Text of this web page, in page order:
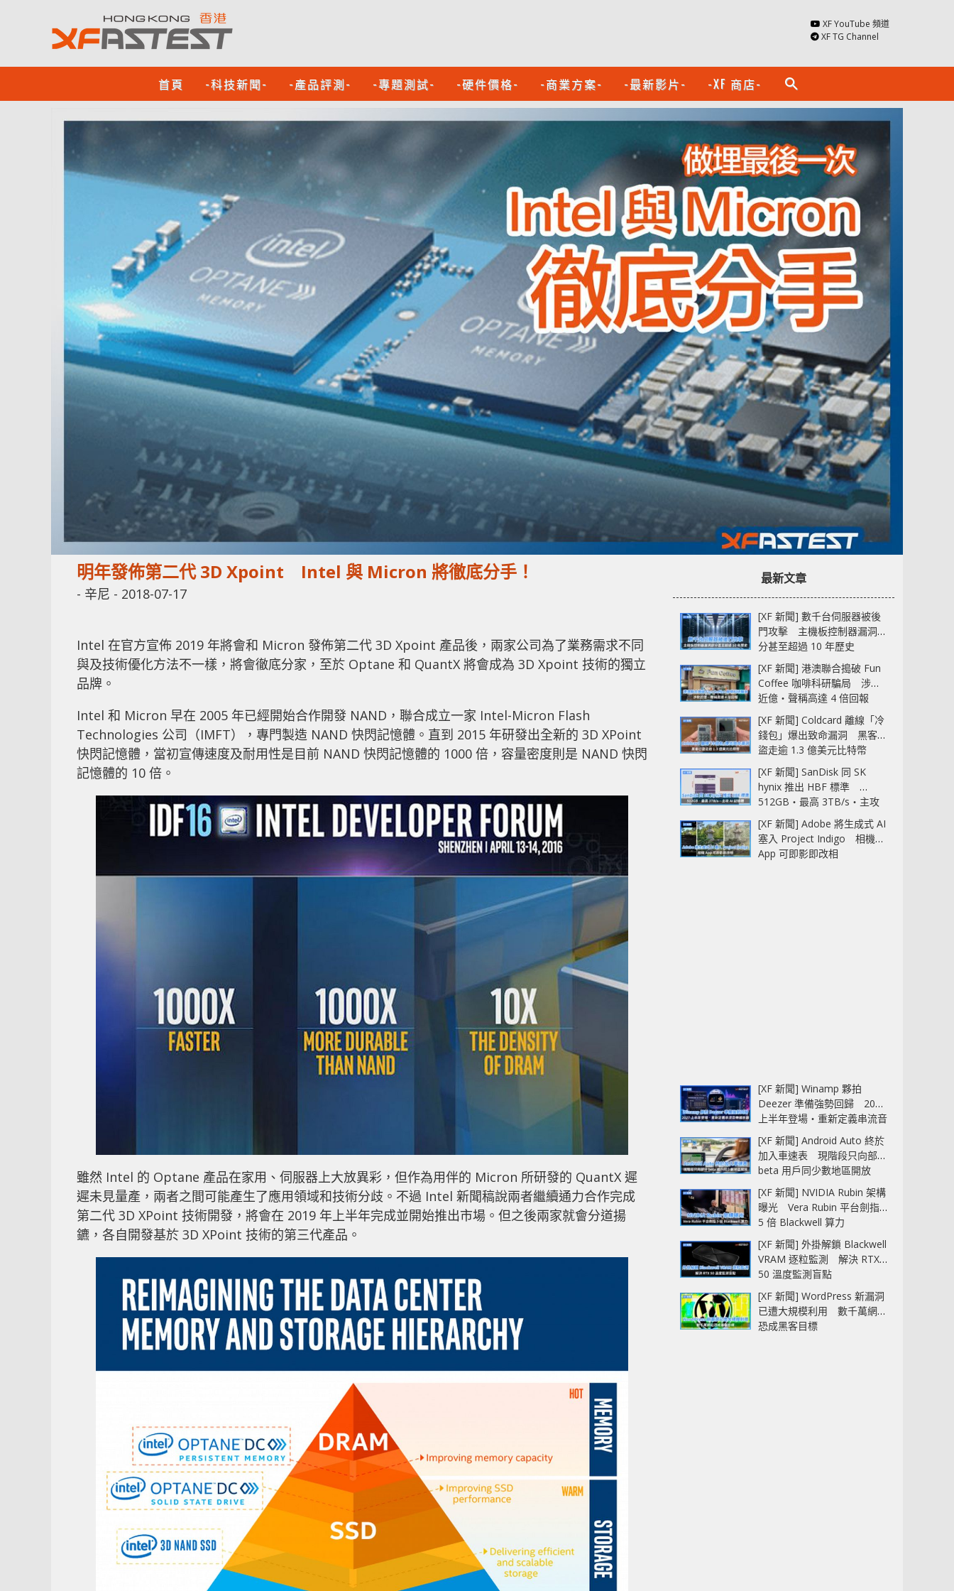
XF YouTube 頻道
XF TG Channel
首頁 -科技新聞- -產品評測- -專題測試- -硬件價格- -商業方案- -最新影片- -XF 商店- search
明年發佈第二代 3D Xpoint Intel 與 Micron 將徹底分手！
- 辛尼 - 2018-07-17
Intel 在官方宣佈 2019 年將會和 Micron 發佈第二代 3D Xpoint 產品後，兩家公司為了業務需求不同
與及技術優化方法不一樣，將會徹底分家，至於 Optane 和 QuantX 將會成為 3D Xpoint 技術的獨立
品牌。
Intel 和 Micron 早在 2005 年已經開始合作開發 NAND，聯合成立一家 Intel-Micron Flash
Technologies 公司（IMFT），專門製造 NAND 快閃記憶體。直到 2015 年研發出全新的 3D XPoint
快閃記憶體，當初宣傳速度及耐用性是目前 NAND 快閃記憶體的 1000 倍，容量密度則是 NAND 快閃
記憶體的 10 倍。
雖然 Intel 的 Optane 產品在家用、伺服器上大放異彩，但作為用伴的 Micron 所研發的 QuantX 遲
遲未見量產，兩者之間可能產生了應用領域和技術分歧。不過 Intel 新聞稿說兩者繼續通力合作完成
第二代 3D XPoint 技術開發，將會在 2019 年上半年完成並開始推出市場。但之後兩家就會分道揚
鑣，各自開發基於 3D XPoint 技術的第三代產品。
最新文章
[XF 新聞] 數千台伺服器被後
門攻擊 主機板控制器漏洞部
分甚至超過 10 年歷史
[XF 新聞] 港澳聯合搗破 Fun
Coffee 咖啡科研騙局 涉款
近億‧聲稱高達 4 倍回報
[XF 新聞] Coldcard 離線「冷
錢包」爆出致命漏洞 黑客已
盜走逾 1.3 億美元比特幣
[XF 新聞] SanDisk 同 SK
hynix 推出 HBF 標準
512GB‧最高 3TB/s‧主攻
AI 記憶體
[XF 新聞] Adobe 將生成式 AI
塞入 Project Indigo 相機
App 可即影即改相
[XF 新聞] Winamp 夥拍
Deezer 準備強勢回歸 2027
上半年登場‧重新定義串流音
樂播放器
[XF 新聞] Android Auto 終於
加入車速表 現階段只向部分
beta 用戶同少數地區開放
[XF 新聞] NVIDIA Rubin 架構
曝光 Vera Rubin 平台劍指
5 倍 Blackwell 算力
[XF 新聞] 外掛解鎖 Blackwell
VRAM 逐粒監測 解決 RTX
50 溫度監測盲點
[XF 新聞] WordPress 新漏洞
已遭大規模利用 數千萬網站
恐成黑客目標